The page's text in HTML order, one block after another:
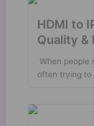
HDMI to
Quality &
When
often trying to